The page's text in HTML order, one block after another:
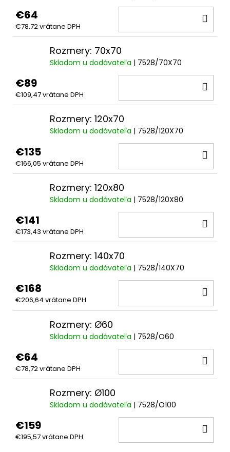
€64
€78,72 vrátane DPH
Rozmery: 70x70
Skladom u dodávateľa | 7528/70X70
€89
€109,47 vrátane DPH
Rozmery: 120x70
Skladom u dodávateľa | 7528/120X70
€135
€166,05 vrátane DPH
Rozmery: 120x80
Skladom u dodávateľa | 7528/120X80
€141
€173,43 vrátane DPH
Rozmery: 140x70
Skladom u dodávateľa | 7528/140X70
€168
€206,64 vrátane DPH
Rozmery: Ø60
Skladom u dodávateľa | 7528/O60
€64
€78,72 vrátane DPH
Rozmery: Ø100
Skladom u dodávateľa | 7528/O100
€159
€195,57 vrátane DPH